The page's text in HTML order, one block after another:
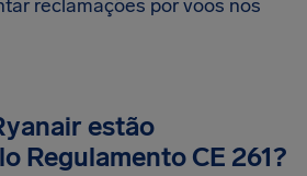
reclamações por voos nos
estão
Regulamento CE 261?